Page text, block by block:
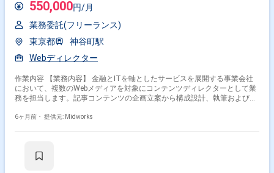
550,000円/月
業務委託(フリーランス)
東京都
神谷町駅
Webディレクター
作業内容 【業務内容】 金融とITを軸としたサービスを展開する事業会社
において、複数のWebメディアを対象にコンテンツディレクターとして業
務を担当します。記事コンテンツの企画立案から構成設計、執筆および編
高いコンテンツ制作を推進します。SEOや数値分析を踏まえた改善活動
・生成AIを活用したライティング業務 ・SEOを考慮したコンテンツ設計お
6ヶ月前・ 提供元: Midworks